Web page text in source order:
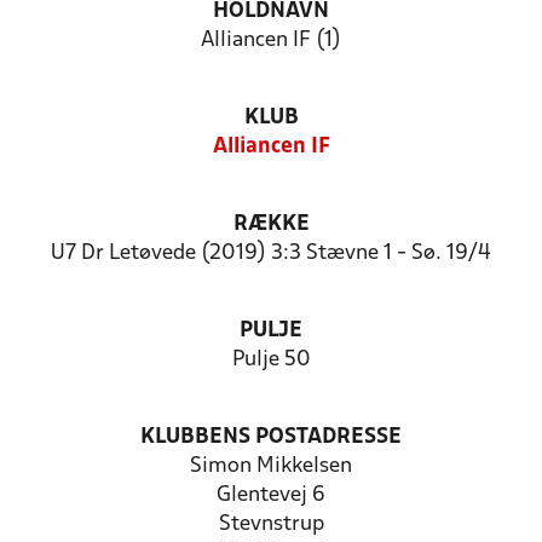
HOLDNAVN
Alliancen IF (1)
KLUB
Alliancen IF
RÆKKE
U7 Dr Letøvede (2019) 3:3 Stævne 1 - Sø. 19/4
PULJE
Pulje 50
KLUBBENS POSTADRESSE
Simon Mikkelsen
Glentevej 6
Stevnstrup